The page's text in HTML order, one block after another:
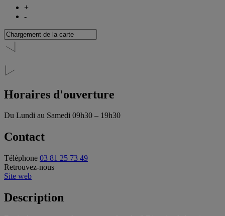
+
-
Horaires d'ouverture
Du Lundi au Samedi 09h30 – 19h30
Contact
Téléphone 03 81 25 73 49
Retrouvez-nous
Site web
Description